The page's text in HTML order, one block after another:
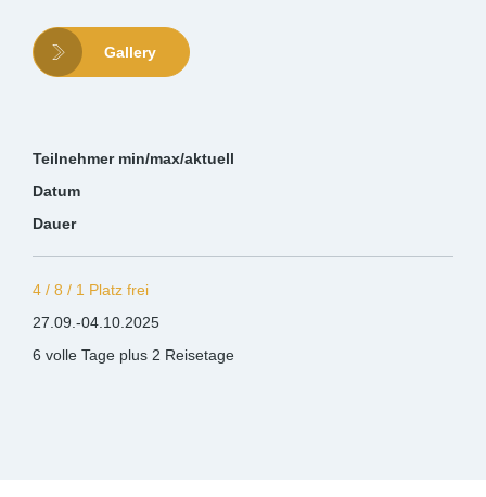
Gallery
Teilnehmer min/max/aktuell
Datum
Dauer
4 / 8 / 1 Platz frei
27.09.-04.10.2025
6 volle Tage plus 2 Reisetage